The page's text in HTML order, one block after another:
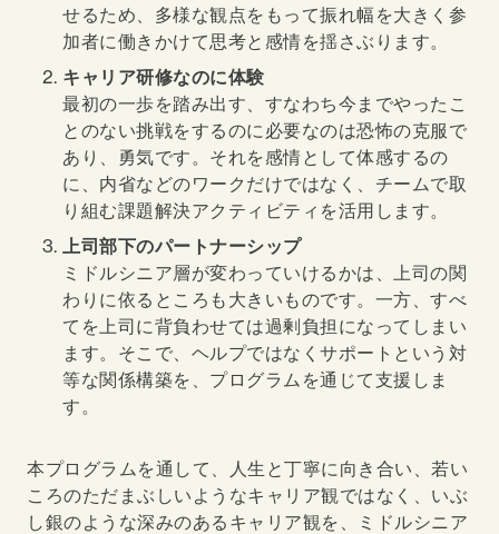
せるため、多様な観点をもって振れ幅を大きく参
加者に働きかけて思考と感情を揺さぶります。
キャリア研修なのに体験
最初の一歩を踏み出す、すなわち今までやったこ
とのない挑戦をするのに必要なのは恐怖の克服で
あり、勇気です。それを感情として体感するの
に、内省などのワークだけではなく、チームで取
り組む課題解決アクティビティを活用します。
上司部下のパートナーシップ
ミドルシニア層が変わっていけるかは、上司の関
わりに依るところも大きいものです。一方、すべ
てを上司に背負わせては過剰負担になってしまい
ます。そこで、ヘルプではなくサポートという対
等な関係構築を、プログラムを通じて支援しま
す。
本プログラムを通して、人生と丁寧に向き合い、若い
ころのただまぶしいようなキャリア観ではなく、いぶ
し銀のような深みのあるキャリア観を、ミドルシニア